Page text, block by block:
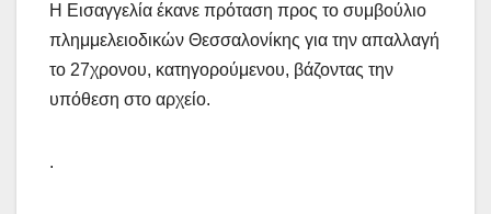
Η Εισαγγελία έκανε πρόταση προς το συμβούλιο
πλημμελειοδικών Θεσσαλονίκης για την απαλλαγή
το 27χρονου, κατηγορούμενου, βάζοντας την
υπόθεση στο αρχείο.
.